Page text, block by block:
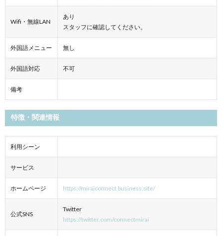
Wifi・無線LAN
あり
スタッフに確認してください。
外国語メニュー 無し
外国語対応 不可
備考
特徴・関連情報
利用シーン
サービス
ホームページ https://miraiconnect.business.site/
公式SNS
Twitter
https://twitter.com/connectmirai